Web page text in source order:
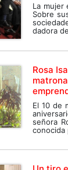
La mujer
Sobre
dadora
Rosa
El 10 de
señora
conocida